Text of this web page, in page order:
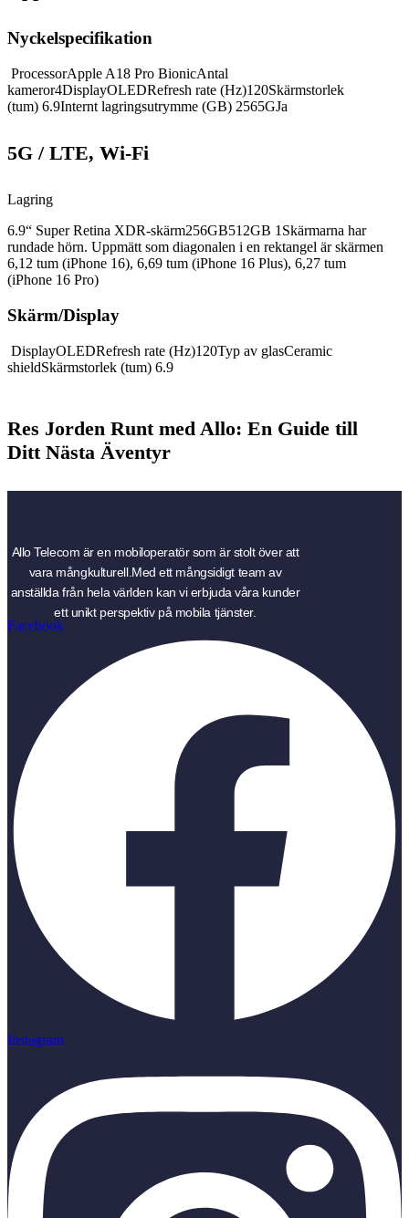
Nyckelspecifikation
ProcessorApple A18 Pro BionicAntal
kameror4DisplayOLEDRefresh rate (Hz)120Skärmstorlek
(tum) 6.9Internt lagringsutrymme (GB) 2565GJa
5G / LTE, Wi-Fi
Lagring
6.9“ Super Retina XDR-skärm256GB512GB 1Skärmarna har
rundade hörn. Uppmätt som diagonalen i en rektangel är skärmen
6,12 tum (iPhone 16), 6,69 tum (iPhone 16 Plus), 6,27 tum
(iPhone 16 Pro)
Skärm/Display
DisplayOLEDRefresh rate (Hz)120Typ av glasCeramic
shieldSkärmstorlek (tum) 6.9
Res Jorden Runt med Allo: En Guide till
Ditt Nästa Äventyr
Allo Telecom är en mobiloperatör som är stolt över att
vara mångkulturell.Med ett mångsidigt team av
anställda från hela världen kan vi erbjuda våra kunder
ett unikt perspektiv på mobila tjänster.
Facebook
Instagram